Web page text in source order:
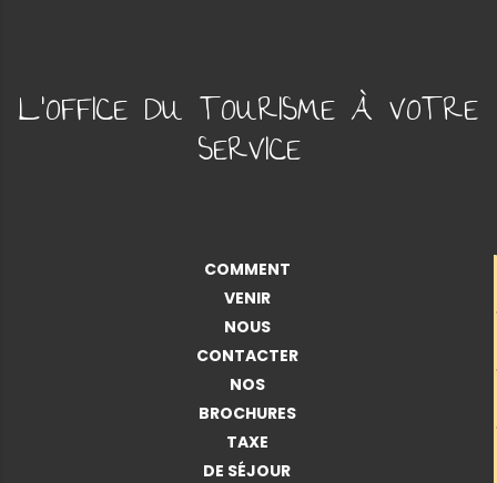
L'OFFICE DU TOURISME À VOTRE
SERVICE
COMMENT
VENIR
NOUS
CONTACTER
NOS
BROCHURES
TAXE
DE SÉJOUR